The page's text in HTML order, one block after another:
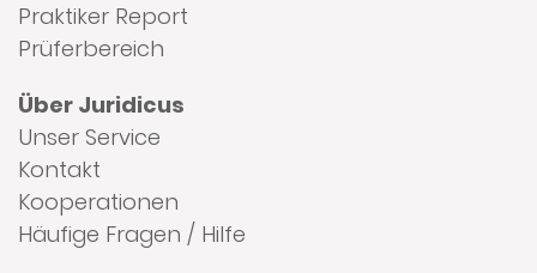
Praktiker Report
Prüferbereich
Über Juridicus
Unser Service
Kontakt
Kooperationen
Häufige Fragen / Hilfe